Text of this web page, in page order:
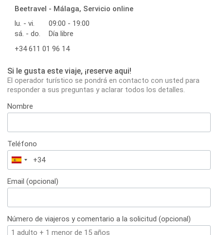
Beetravel - Málaga, Servicio online
lu. - vi.
09:00 - 19:00
sá. - do.
Día libre
+34 611 01 96 14
Si le gusta este viaje, ¡reserve aqui!
El operador turístico se pondrá en contacto con usted para
responder a sus preguntas y aclarar todos los detalles.
Nombre
Teléfono
España
+34
Email (opcional)
Número de viajeros y comentario a la solicitud (opcional)